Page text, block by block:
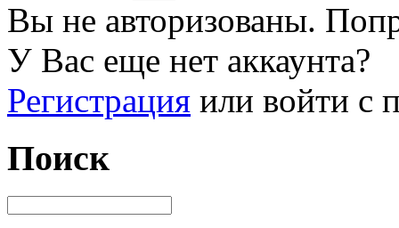
Вы не авторизованы.
У Вас еще нет аккаунта?
Регистрация или войти с
Поиск